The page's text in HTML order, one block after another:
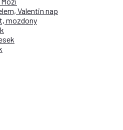
Valentin nap
mozdony